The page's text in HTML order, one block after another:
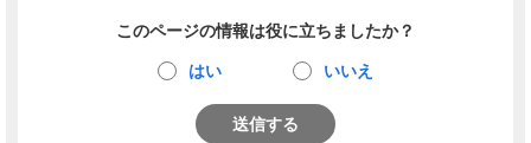
このページの情報は役に立ちましたか？
はい いいえ
送信する